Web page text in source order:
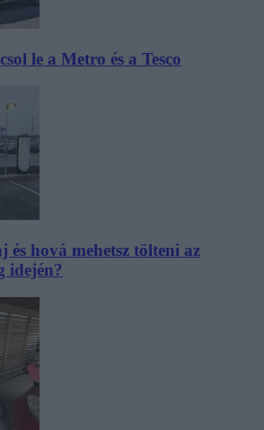
le a Metro és a Tesco
és hová mehetsz tölteni az
idején?